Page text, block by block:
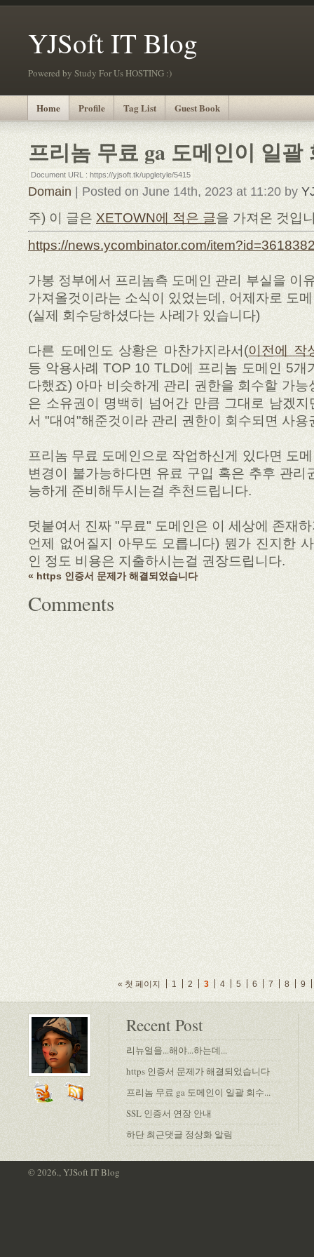
YJSoft IT Blog
Powered by Study For Us HOSTING :)
Home Profile Tag List Guest Book
프리놈 무료 ga 도메인이 일괄
Document URL : https://yjsoft.tk/upgletyle/5415
Domain | Posted on June 14th, 2023 at 11:20 by
주) 이 글은 XETOWN에 적은 글을 가져온 것입
https://news.ycombinator.com/
가봉 정부에서 프리놈측 도메인 관리 부실을 이
가져올것이라는 소식이 있었는데, 어제자로 도
(실제 회수당하셨다는 사례가 있습니다)
다른 도메인도 상황은 마찬가지라서(이전에 작
등 악용사례 TOP 10 TLD에 프리놈 도메인 5개
다했죠) 아마 비슷하게 관리 권한을 회수할 가
은 소유권이 명백히 넘어간 만큼 그대로 남겠
서 "대여"해준것이라 관리 권한이 회수되면 사
프리놈 무료 도메인으로 작업하신게 있다면 도
변경이 불가능하다면 유료 구입 혹은 추후 관리
능하게 준비해두시는걸 추천드립니다.
덧붙여서 진짜 "무료" 도메인은 이 세상에 존재
언제 없어질지 아무도 모릅니다) 뭔가 진지한
인 정도 비용은 지출하시는걸 권장드립니다.
« https 인증서 문제가 해결되었습니다
Comments
« 첫 페이지 1 2 3 4 5 6 7 8 9
Recent Post
리뉴얼을...해야...하는데...
https 인증서 문제가 해결되었습니다
프리놈 무료 ga 도메인이 일괄 회수...
SSL 인증서 연장 안내
하단 최근댓글 정상화 알림
© 2026., YJSoft IT Blog